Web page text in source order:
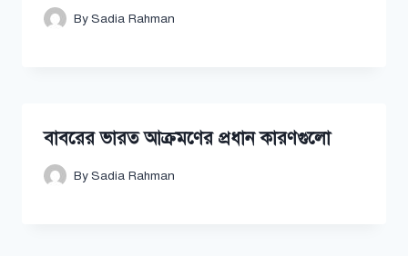
BySadia Rahman
বাবরের ভারত আক্রমণের প্রধান কারণগুলো
BySadia Rahman